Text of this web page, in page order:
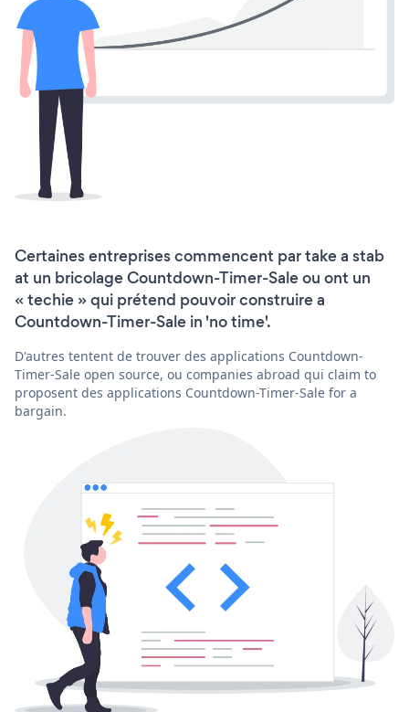
Certaines entreprises commencent par take a stab
at un bricolage Countdown-Timer-Sale ou ont un
« techie » qui prétend pouvoir construire a
Countdown-Timer-Sale in 'no time'.
D'autres tentent de trouver des applications Countdown-
Timer-Sale open source, ou companies abroad qui claim to
proposent des applications Countdown-Timer-Sale for a
bargain.